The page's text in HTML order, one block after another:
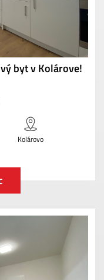
byt v Kolárove!
Kolárovo